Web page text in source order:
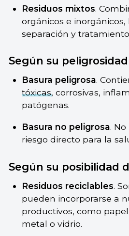
Residuos mixtos.
orgánicos e
separación y
Según su peligrosidad
Basura peligrosa.
tóxicas, corrosivas,
patógenas.
Basura no peligrosa.
riesgo directo para la
Según su posibilidad
Residuos reciclables.
pueden incorporarse a
productivos, como
metal o vidrio.